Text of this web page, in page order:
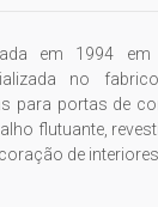
em 1994
no
para portas de
flutuante,
de interiores